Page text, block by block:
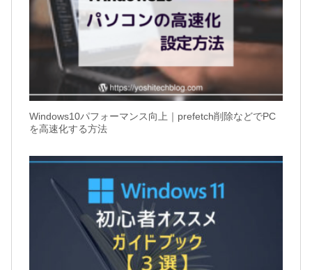
Windows10パフォーマンス向上｜prefetch削除などでPC
を高速化する方法